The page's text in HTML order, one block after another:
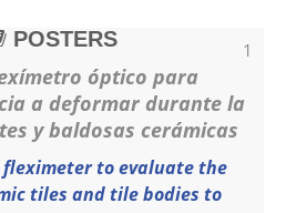
1
POSTERS
óptico para
a deformar durante la
y baldosas cerámicas
to evaluate the
tiles and tile bodies to